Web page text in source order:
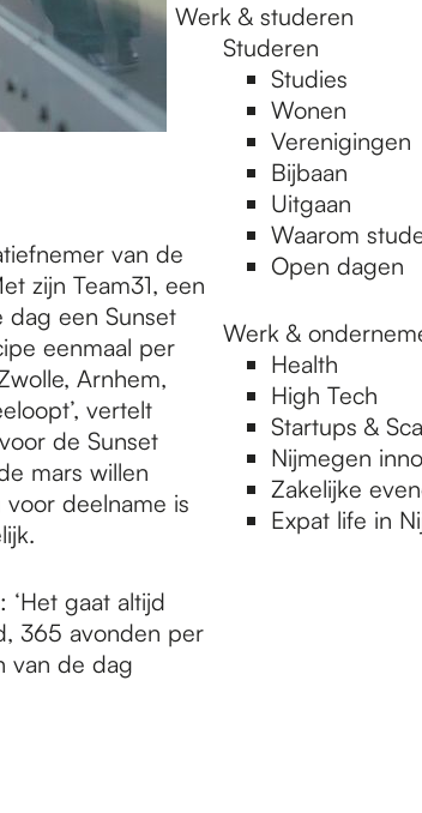
Werk & studeren
Studeren
Studies
Wonen
Verenigingen
Bijbaan
Uitgaan
Waarom
Open dagen
Werk &
Health
High Tech
Startups &
Nijmegen
Zakelijke
Expat life in
van de
zijn Team31, een
dag een Sunset
eenmaal per
Arnhem,
vertelt
de Sunset
mars willen
deelname is
gaat altijd
365 avonden per
van de dag